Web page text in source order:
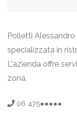
Polletti Alessandro
specializzata in
L'azienda offre
zona.
06 475●●●●●